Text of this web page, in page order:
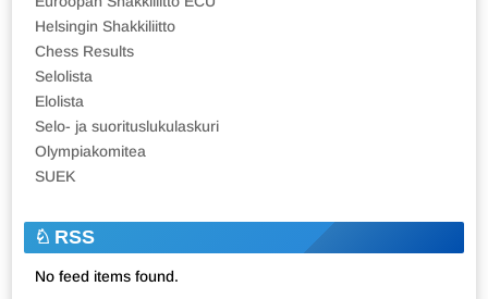
Helsingin Shakkiliitto
Chess Results
Selolista
Elolista
Selo- ja suorituslukulaskuri
Olympiakomitea
SUEK
RSS
No feed items found.